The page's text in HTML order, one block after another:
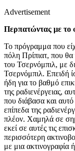
Advertisement
Περπατώντας με το
Το πρόγραμμα που
πόλη Πρίπιατ, που θα
του Τσερνόμπιλ, με
Τσερνόμπιλ. Επειδή
ήδη για το βαθμό
της ραδιενέργειας,
που διάβασα και αυτό
επίπεδα της
πλέον. Χαμηλά σε
εκεί σε αυτές τις
περισσότερη
με μια ακτινογραφία